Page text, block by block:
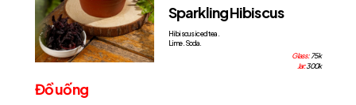
Sparkling Hibiscus
Hibiscus iced tea.
Lime. Soda.
Glass:75k
Jar:300k
Đồ uống